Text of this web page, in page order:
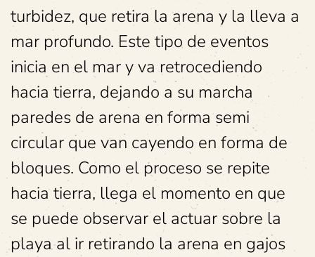
turbidez, que retira la arena y la lleva a
mar profundo. Este tipo de eventos
inicia en el mar y va retrocediendo
hacia tierra, dejando a su marcha
paredes de arena en forma semi
circular que van cayendo en forma de
bloques. Como el proceso se repite
hacia tierra, llega el momento en que
se puede observar el actuar sobre la
playa al ir retirando la arena en gajos